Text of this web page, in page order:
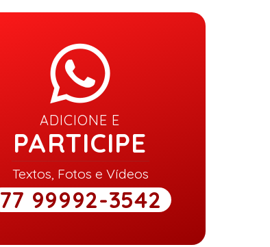
ADICIONE E
PARTICIPE
Textos, Fotos e Vídeos
77 99992-3542